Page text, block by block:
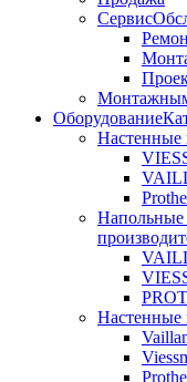
Сервис
Оборудование
Настенные
Напольные
Настенные